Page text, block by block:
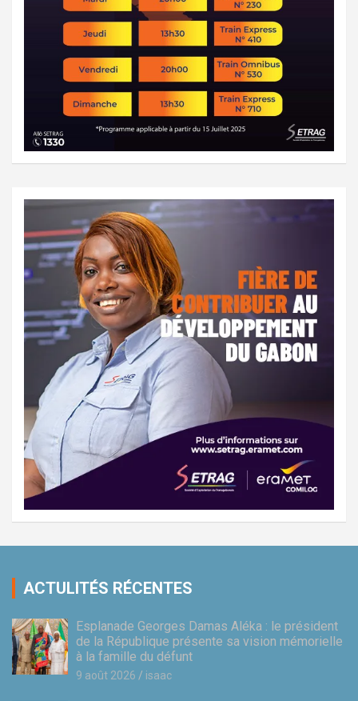
ACTULITÉS RÉCENTES
Esplanade Georges Damas Aléka : le président
de la République présente sa vision mémorielle
à la famille du défunt
9 août 2026 isaac